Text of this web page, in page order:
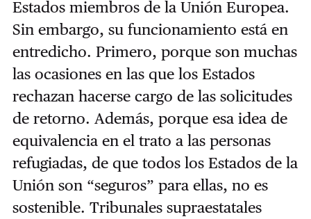
Estados miembros de la Unión Europea.
Sin embargo, su funcionamiento está en
entredicho. Primero, porque son muchas
las ocasiones en las que los Estados
rechazan hacerse cargo de las solicitudes
de retorno. Además, porque esa idea de
equivalencia en el trato a las personas
refugiadas, de que todos los Estados de la
Unión son “seguros” para ellas, no es
sostenible. Tribunales supraestatales